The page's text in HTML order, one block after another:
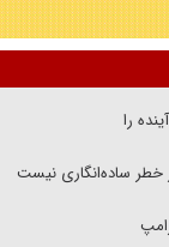
را
خطر ساده‌انگاری نیست